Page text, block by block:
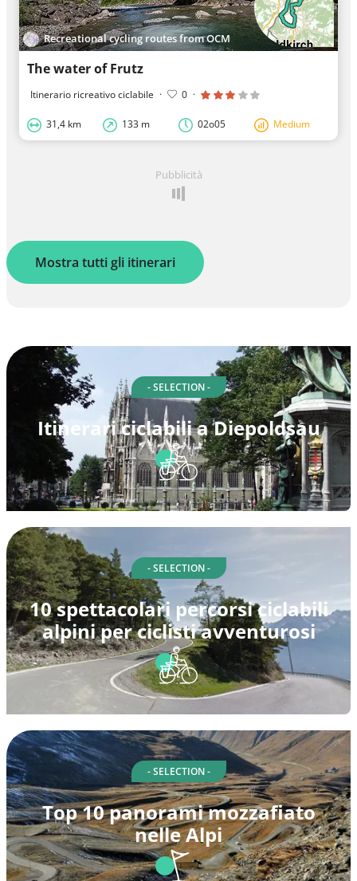
Recreational cycling routes from OCM
The water of Frutz
Itinerario ricreativo ciclabile · 0 ·
31,4 km 133 m 02o05 Medium
Pubblicità
Mostra tutti gli itinerari
- SELECTION -
Itinerari ciclabili a Diepoldsau
- SELECTION -
10 spettacolari percorsi ciclabili
alpini per ciclisti avventurosi
- SELECTION -
Top 10 panorami mozzafiato
nelle Alpi